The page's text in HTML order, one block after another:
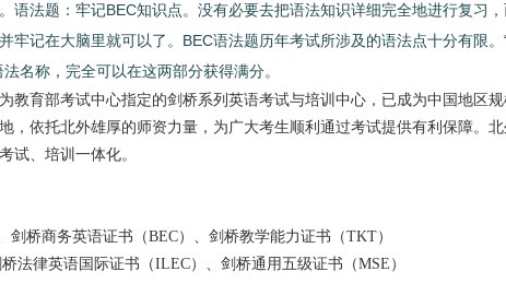
语法题：牢记BEC知识点。没有必要去把语法知识详细完全地进行复习
牢记在大脑里就可以了。BEC语法题历年考试所涉及的语法点十分有限。
名称，完全可以在这两部分获得满分。
教育部考试中心指定的剑桥系列英语考试与培训中心，已成为中国地区
，依托北外雄厚的师资力量，为广大考生顺利通过考试提供有利保障。
试、培训一体化。
桥商务英语证书（BEC）、剑桥教学能力证书（TKT）
法律英语国际证书（ILEC）、剑桥通用五级证书（MSE）